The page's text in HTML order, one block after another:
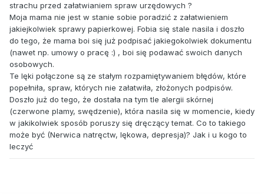
strachu przed załatwianiem spraw urzędowych ?
Moja mama nie jest w stanie sobie poradzić z załatwieniem
jakiejkolwiek sprawy papierkowej. Fobia się stale nasila i doszło
do tego, że mama boi się już podpisać jakiegokolwiek dokumentu
(nawet np. umowy o pracę :) , boi się podawać swoich danych
osobowych.
Te lęki połączone są ze stałym rozpamiętywaniem błędów, które
popełniła, spraw, których nie załatwiła, złożonych podpisów.
Doszło już do tego, że dostała na tym tle alergii skórnej
(czerwone plamy, swędzenie), która nasila się w momencie, kiedy
w jakikolwiek sposób poruszy się dręczący temat. Co to takiego
może być (Nerwica natręctw, lękowa, depresja)? Jak i u kogo to
leczyć